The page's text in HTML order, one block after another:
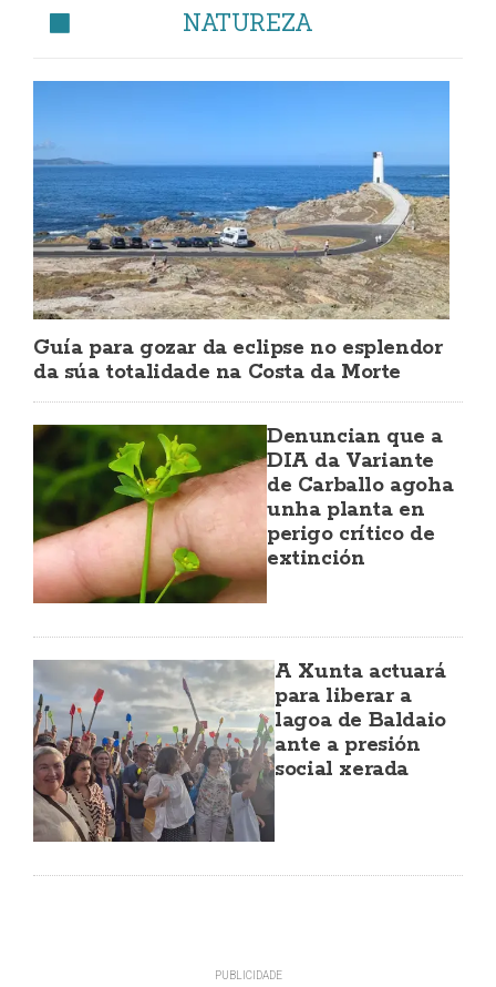
NATUREZA
Guía para gozar da eclipse no esplendor
da súa totalidade na Costa da Morte
Denuncian que a
DIA da Variante
de Carballo agoha
unha planta en
perigo crítico de
extinción
A Xunta actuará
para liberar a
lagoa de Baldaio
ante a presión
social xerada